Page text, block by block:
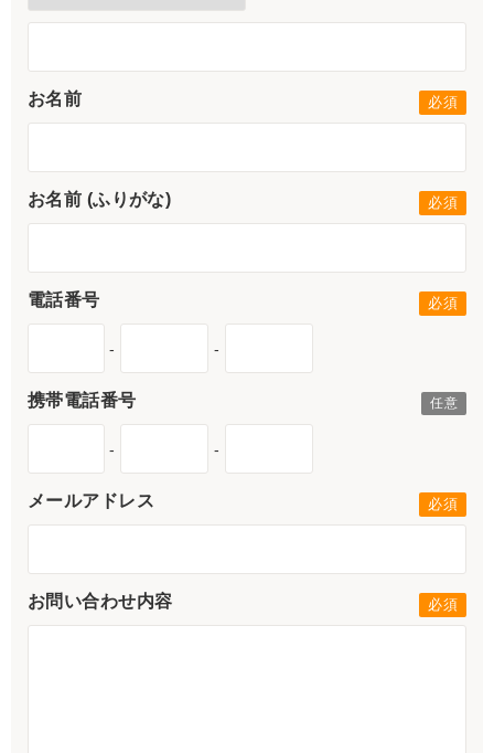
お名前
お名前 (ふりがな)
電話番号
- -
携帯電話番号
- -
メールアドレス
お問い合わせ内容